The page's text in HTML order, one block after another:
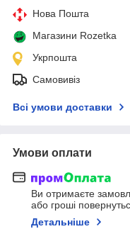
Нова Пошта
Магазини Rozetka
Укрпошта
Самовивіз
Всі умови доставки
Умови оплати
Ви отримаєте
або гроші
Детальніше